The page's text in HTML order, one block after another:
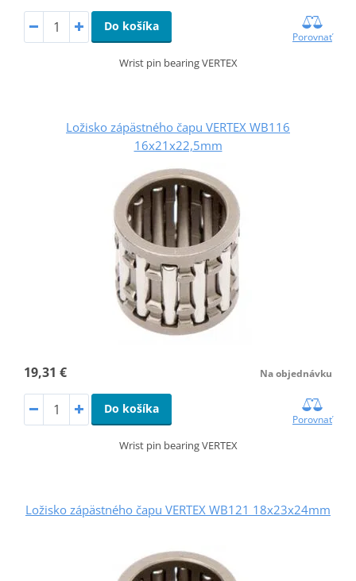
Do košíka
Porovnať
Wrist pin bearing VERTEX
Ložisko zápästného čapu VERTEX WB116
16x21x22,5mm
19,31 € Na objednávku
Do košíka
Porovnať
Wrist pin bearing VERTEX
Ložisko zápästného čapu VERTEX WB121 18x23x24mm